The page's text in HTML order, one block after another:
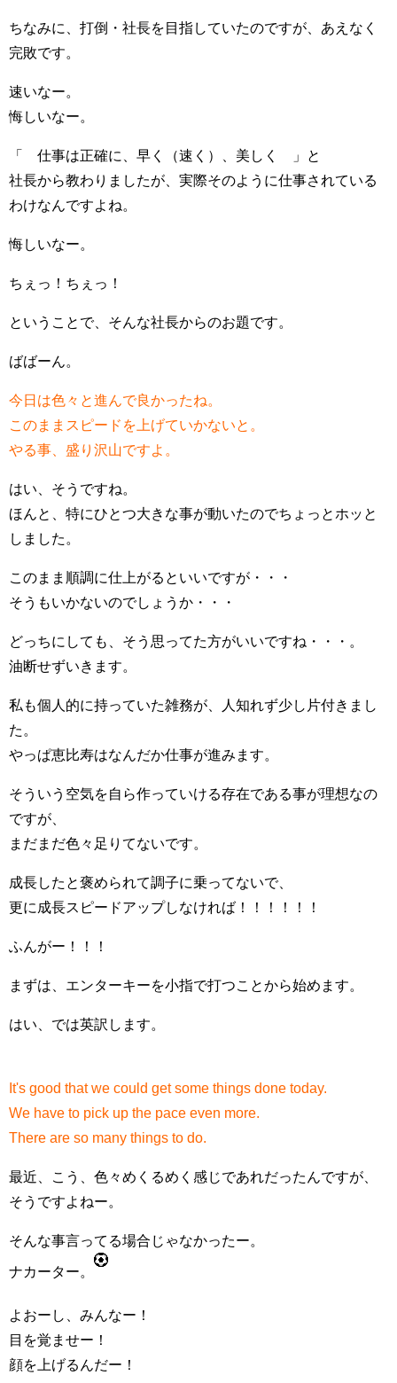
ちなみに、打倒・社長を目指していたのですが、あえなく
完敗です。
速いなー。
悔しいなー。
「 仕事は正確に、早く（速く）、美しく 」と
社長から教わりましたが、実際そのように仕事されている
わけなんですよね。
悔しいなー。
ちぇっ！ちぇっ！
ということで、そんな社長からのお題です。
ばばーん。
今日は色々と進んで良かったね。
このままスピードを上げていかないと。
やる事、盛り沢山ですよ。
はい、そうですね。
ほんと、特にひとつ大きな事が動いたのでちょっとホッと
しました。
このまま順調に仕上がるといいですが・・・
そうもいかないのでしょうか・・・
どっちにしても、そう思ってた方がいいですね・・・。
油断せずいきます。
私も個人的に持っていた雑務が、人知れず少し片付きまし
た。
やっぱ恵比寿はなんだか仕事が進みます。
そういう空気を自ら作っていける存在である事が理想なの
ですが、
まだまだ色々足りてないです。
成長したと褒められて調子に乗ってないで、
更に成長スピードアップしなければ！！！！！！
ふんがー！！！
まずは、エンターキーを小指で打つことから始めます。
はい、では英訳します。
It's good that we could get some things done today.
We have to pick up the pace even more.
There are so many things to do.
最近、こう、色々めくるめく感じであれだったんですが、
そうですよねー。
そんな事言ってる場合じゃなかったー。
ナカーター。
よおーし、みんなー！
目を覚ませー！
顔を上げるんだー！